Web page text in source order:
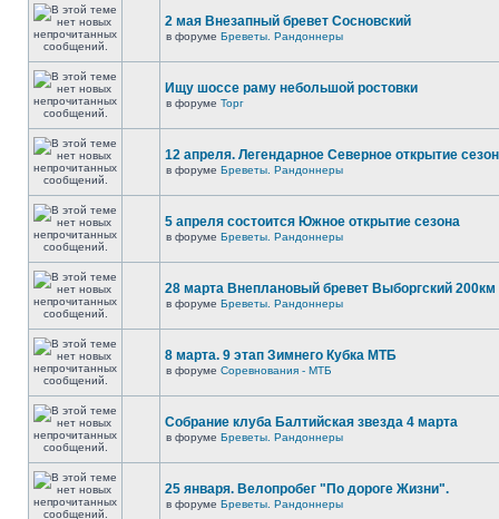
2 мая Внезапный бревет Сосновский
в форуме Бреветы. Рандоннеры
Ищу шоссе раму небольшой ростовки
в форуме Торг
12 апреля. Легендарное Северное открытие
в форуме Бреветы. Рандоннеры
5 апреля состоится Южное открытие сезона
в форуме Бреветы. Рандоннеры
28 марта Внеплановый бревет Выборгский 200км
в форуме Бреветы. Рандоннеры
8 марта. 9 этап Зимнего Кубка МТБ
в форуме Соревнования - МТБ
Собрание клуба Балтийская звезда 4 марта
в форуме Бреветы. Рандоннеры
25 января. Велопробег "По дороге Жизни".
в форуме Бреветы. Рандоннеры